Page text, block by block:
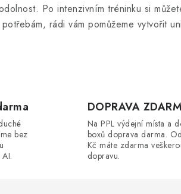
Po intenzivním tréninku si
rádi vám pomůžeme vytvořit
bez
DOPRAVA
Na PPL výdejní místa a
boxů doprava darma.
Kč máte zdarma
dopravu.